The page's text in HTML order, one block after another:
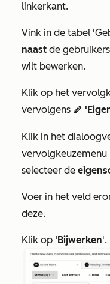
linkerkant.
Vink in de tabel
naast de
wilt bewerken.
Klik op het
vervolgens editIcon
Klik in het
vervolgkeuzemenu
selecteer de
Voer in het veld
deze.
Klik op 'Bijwerken'.